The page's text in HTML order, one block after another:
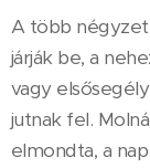
A több
járják be, a
vagy
jutnak fel.
elmondta, a